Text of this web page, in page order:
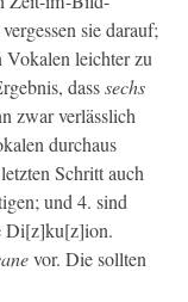
sie darauf;
Vokalen leichter zu
dasssechs
zwar ver­lässlich
dur­chaus
Schritt auch
und 4. sind
Di[z]ku[z]ion.
vor. Die soll­ten